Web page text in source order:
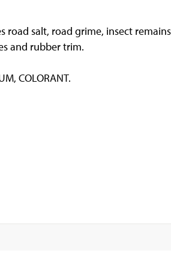
salt, road grime, insect
and rubber trim.
COLORANT.